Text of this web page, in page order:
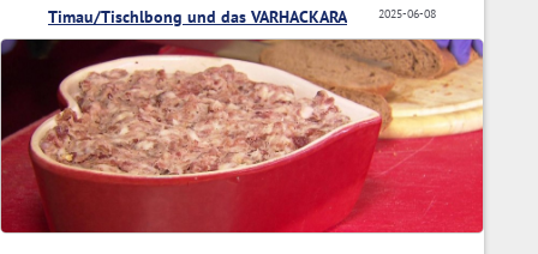
2025-06-08
Timau/Tischlbong und das VARHACKARA